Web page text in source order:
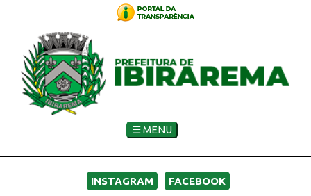
☰ MENU
INSTAGRAM FACEBOOK